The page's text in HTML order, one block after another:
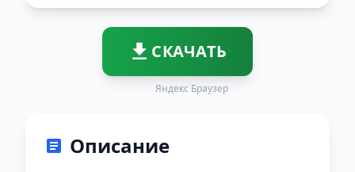
СКАЧАТЬ
Яндекс Браузер
Описание